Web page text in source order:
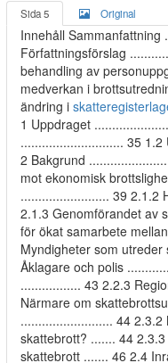
Sida 5 Original
Innehåll Sammanfattning
Författningsförslag
behandling av
medverkan i
ändring i
1 Uppdraget
............................. 35
2 Bakgrund
mot ekonomisk
......................... 39 2.1.2
2.1.3 Genomförandet av
för ökat samarbete
Myndigheter som utreder
Åklagare och polis
................. 43 2.2.3
Närmare om
.......................... 44
skattebrott? ....... 44
skattebrott ....... 46 2.4